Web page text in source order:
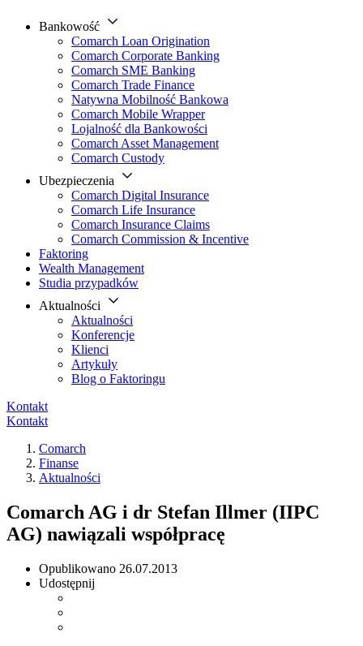
Bankowość
Comarch Loan Origination
Comarch Corporate Banking
Comarch SME Banking
Comarch Trade Finance
Natywna Mobilność Bankowa
Comarch Mobile Wrapper
Lojalność dla Bankowości
Comarch Asset Management
Comarch Custody
Ubezpieczenia
Comarch Digital Insurance
Comarch Life Insurance
Comarch Insurance Claims
Comarch Commission & Incentive
Faktoring
Wealth Management
Studia przypadków
Aktualności
Aktualności
Konferencje
Klienci
Artykuły
Blog o Faktoringu
Kontakt
Kontakt
Comarch
Finanse
Aktualności
Comarch AG i dr Stefan Illmer (IIPC
AG) nawiązali współpracę
Opublikowano 26.07.2013
Udostępnij